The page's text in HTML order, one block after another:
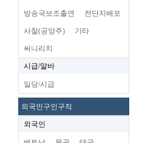
방송국보조출연 전단지배포
사찰(공양주) 기타
써니리치
시급/알바
일당/시급
외국인구인구직
외국인